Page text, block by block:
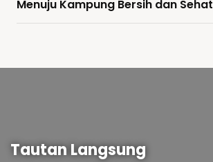
Menuju Kampung Bersih dan Sehat
Tautan Langsung